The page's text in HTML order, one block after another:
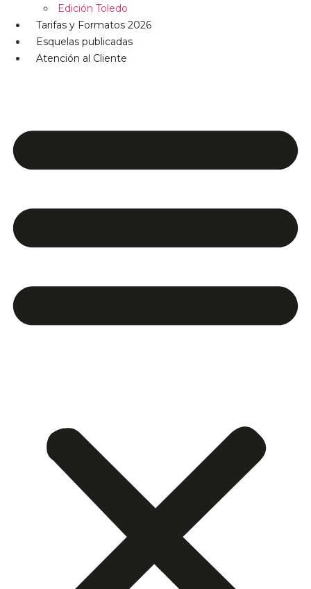
Edición Toledo
Tarifas y Formatos 2026
Esquelas publicadas
Atención al Cliente